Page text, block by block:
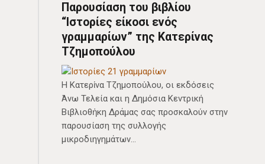
Παρουσίαση του βιβλίου
“Ιστορίες είκοσι ενός
γραμμαρίων” της Κατερίνας
Τζημοπούλου
Η Κατερἱνα Τζημοποὑλου, οι εκδόσεις
Άνω Τελεία και η Δηµόσια Κεντρική
Βιβλιοθἡκη Δράµας σας προσκαλούν στην
παρουσίαση της συλλογής
μικροδιηγημάτων…